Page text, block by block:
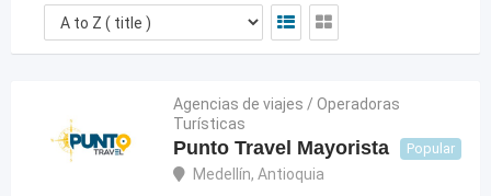
Agencias de viajes / Operadoras
Turísticas
Punto Travel Mayorista Popular
Medellín, Antioquia